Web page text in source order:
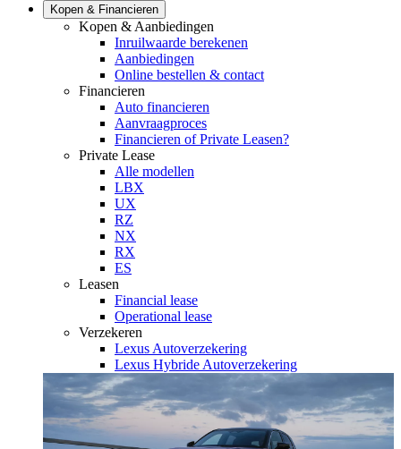
Kopen & Financieren
Kopen & Aanbiedingen
Inruilwaarde berekenen
Aanbiedingen
Online bestellen & contact
Financieren
Auto financieren
Aanvraagproces
Financieren of Private Leasen?
Private Lease
Alle modellen
LBX
UX
RZ
NX
RX
ES
Leasen
Financial lease
Operational lease
Verzekeren
Lexus Autoverzekering
Lexus Hybride Autoverzekering